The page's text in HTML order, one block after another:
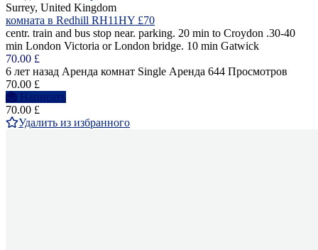
Surrey, United Kingdom
комната в Redhill RH11HY £70
centr. train and bus stop near. parking. 20 min to Croydon .30-40
min London Victoria or London bridge. 10 min Gatwick
70.00 £
6 лет назад Аренда комнат Single Аренда 644 Просмотров
70.00 £
Написать
70.00 £
Удалить из избранного